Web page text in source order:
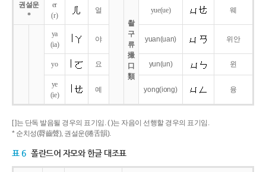
권설운
*
er
(r)
얼
촬
구
류
撮
口
類
yue(ue) 웨
ya
(ia)
야 yuan(uan) 위안
yo 요 yun(un) 윈
ye
(ie)
예 yong(iong) 융
[ ]는 단독 발음될 경우의 표기임. ( )는 자음이 선행할 경우의 표기임.
* 순치성(脣齒聲), 권설운(捲舌韻).
표 6 폴란드어 자모와 한글 대조표